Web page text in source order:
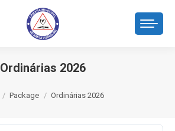
Ordinárias 2026
Package Ordinárias 2026